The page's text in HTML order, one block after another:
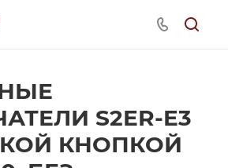
S2ER-E3
КНОПКОЙ